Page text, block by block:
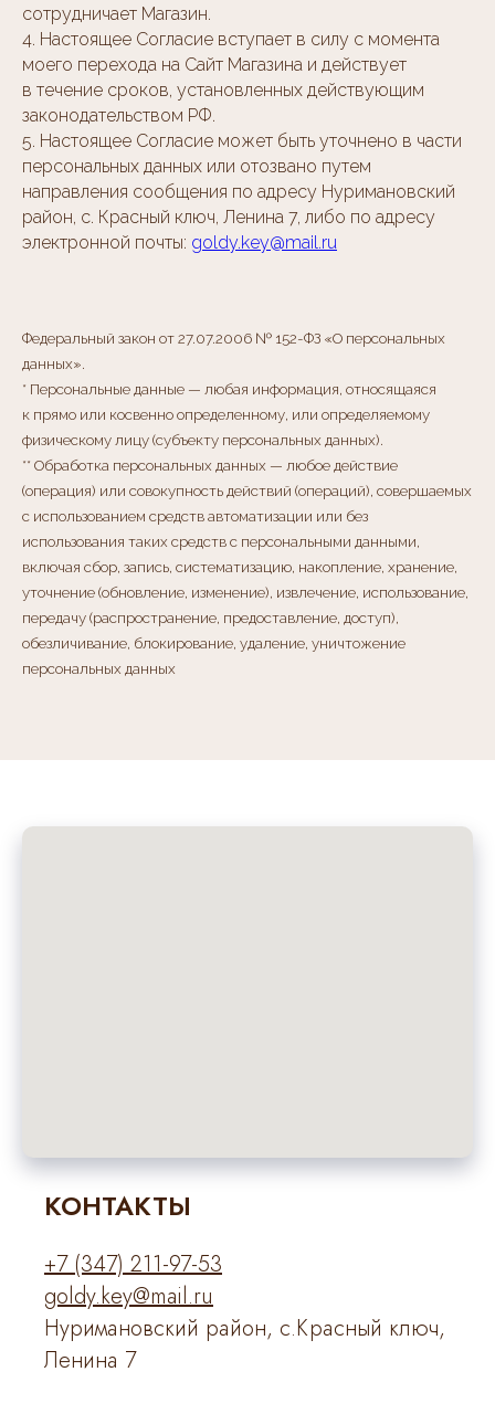
сотрудничает Магазин.
4. Настоящее Согласие вступает в силу с момента
моего перехода на Сайт Магазина и действует
в течение сроков, установленных действующим
законодательством РФ.
5. Настоящее Согласие может быть уточнено в части
персональных данных или отозвано путем
направления сообщения по адресу Нуримановский
район, с. Красный ключ, Ленина 7, либо по адресу
электронной почты: goldy.key@mail.ru
Федеральный закон от 27.07.2006 № 152-ФЗ «О персональных
данных».
* Персональные данные — любая информация, относящаяся
к прямо или косвенно определенному, или определяемому
физическому лицу (субъекту персональных данных).
** Обработка персональных данных — любое действие
(операция) или совокупность действий (операций), совершаемых
с использованием средств автоматизации или без
использования таких средств с персональными данными,
включая сбор, запись, систематизацию, накопление, хранение,
уточнение (обновление, изменение), извлечение, использование,
передачу (распространение, предоставление, доступ),
обезличивание, блокирование, удаление, уничтожение
персональных данных
КОНТАКТЫ
+7 (347) 211-97-53
goldy.key@mail.ru
Нуримановский район, с.Красный ключ,
Ленина 7